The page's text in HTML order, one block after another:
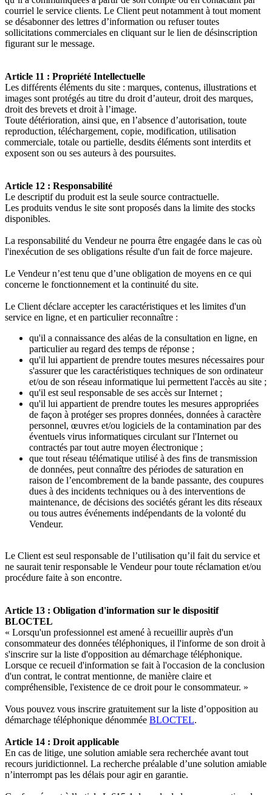
courriel le service clients. Le Client peut notamment à tout moment
se désabonner des lettres d’information ou refuser toutes
sollicitations commerciales en cliquant sur le lien de désinscription
figurant sur le message.
Article 11 : Propriété Intellectuelle
Les différents éléments du site : marques, contenus, illustrations et
images sont protégés au titre du droit d’auteur, droit des marques,
droit des brevets et droit à l’image.
Toute détérioration, ainsi que, en l’absence d’autorisation, toute
reproduction, téléchargement, copie, modification, utilisation
commerciale, totale ou partielle, desdits éléments sont interdits et
exposent son ou ses auteurs à des poursuites.
Article 12 : Responsabilité
Le descriptif du produit est la seule source contractuelle.
Les produits vendus le site sont proposés dans la limite des stocks
disponibles.
La responsabilité du Vendeur ne pourra être engagée dans le cas où
l'inexécution de ses obligations résulte d'un fait de force majeure.
Le Vendeur n’est tenu que d’une obligation de moyens en ce qui
concerne le fonctionnement et la continuité du site.
Le Client déclare accepter les caractéristiques et les limites d'un
service en ligne, et en particulier reconnaître :
qu'il a connaissance des aléas de la consultation en ligne, en
particulier au regard des temps de réponse ;
qu'il lui appartient de prendre toutes mesures nécessaires pour
s'assurer que les caractéristiques techniques de son ordinateur
et/ou de son réseau informatique lui permettent l'accès au site ;
qu'il est seul responsable de ses accès sur Internet ;
qu'il lui appartient de prendre toutes les mesures appropriées
de façon à protéger ses propres données, données à caractère
personnel, œuvres et/ou logiciels de la contamination par des
éventuels virus informatiques circulant sur l'Internet ou
contractés par tout autre moyen électronique ;
que tout réseau télématique utilisé à des fins de transmission
de données, peut connaître des périodes de saturation en
raison de l’encombrement de la bande passante, des coupures
dues à des incidents techniques ou à des interventions de
maintenance, de décisions des sociétés gérant les dits réseaux
ou tous autres événements indépendants de la volonté du
Vendeur.
Le Client est seul responsable de l’utilisation qu’il fait du service et
ne saurait tenir responsable le Vendeur pour toute réclamation et/ou
procédure faite à son encontre.
Article 13 : Obligation d'information sur le dispositif
BLOCTEL
« Lorsqu'un professionnel est amené à recueillir auprès d'un
consommateur des données téléphoniques, il l'informe de son droit à
s'inscrire sur la liste d'opposition au démarchage téléphonique.
Lorsque ce recueil d'information se fait à l'occasion de la conclusion
d'un contrat, le contrat mentionne, de manière claire et
compréhensible, l'existence de ce droit pour le consommateur. »
Vous pouvez vous inscrire gratuitement sur la liste d’opposition au
démarchage téléphonique dénommée BLOCTEL.
Article 14 : Droit applicable
En cas de litige, une solution amiable sera recherchée avant tout
recours juridictionnel. La recherche préalable d’une solution amiable
n’interrompt pas les délais pour agir en garantie.